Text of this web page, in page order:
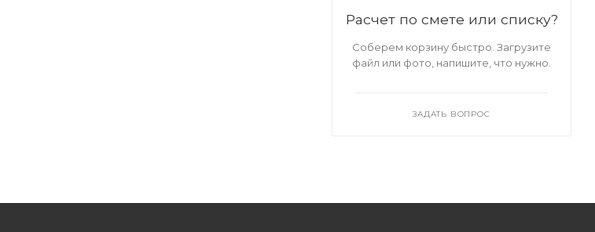
Расчет по смете или списку?
Соберем корзину быстро. Загрузите
файл или фото, напишите, что нужно.
ЗАДАТЬ ВОПРОС